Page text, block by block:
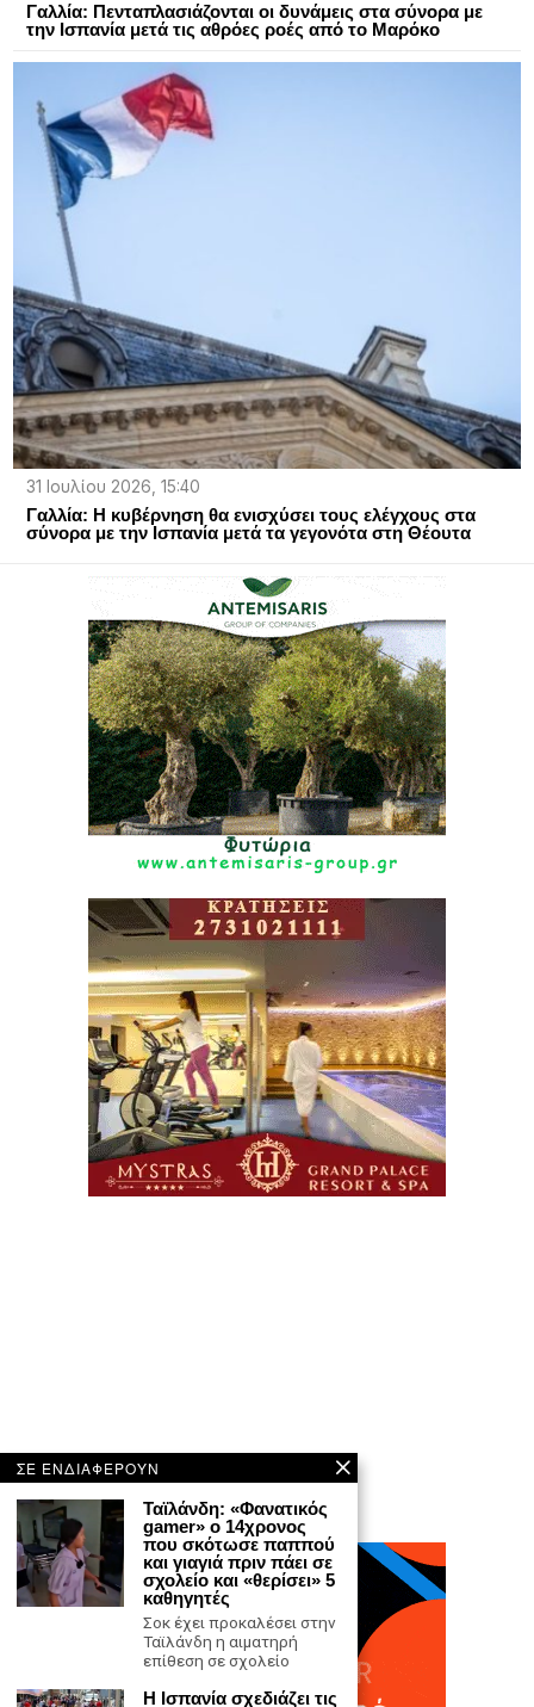
Γαλλία: Πενταπλασιάζονται οι δυνάμεις στα σύνορα με
την Ισπανία μετά τις αθρόες ροές από το Μαρόκο
31 Ιουλίου 2026, 15:40
Γαλλία: Η κυβέρνηση θα ενισχύσει τους ελέγχους στα
σύνορα με την Ισπανία μετά τα γεγονότα στη Θέουτα
ΣΕ ΕΝΔΙΑΦΕΡΟΥΝ
Ταϊλάνδη: «Φανατικός
gamer» ο 14χρονος
που σκότωσε παππού
και γιαγιά πριν πάει σε
σχολείο και «θερίσει» 5
καθηγητές
Σοκ έχει προκαλέσει στην
Ταϊλάνδη η αιματηρή
επίθεση σε σχολείο
Η Ισπανία σχεδιάζει τις